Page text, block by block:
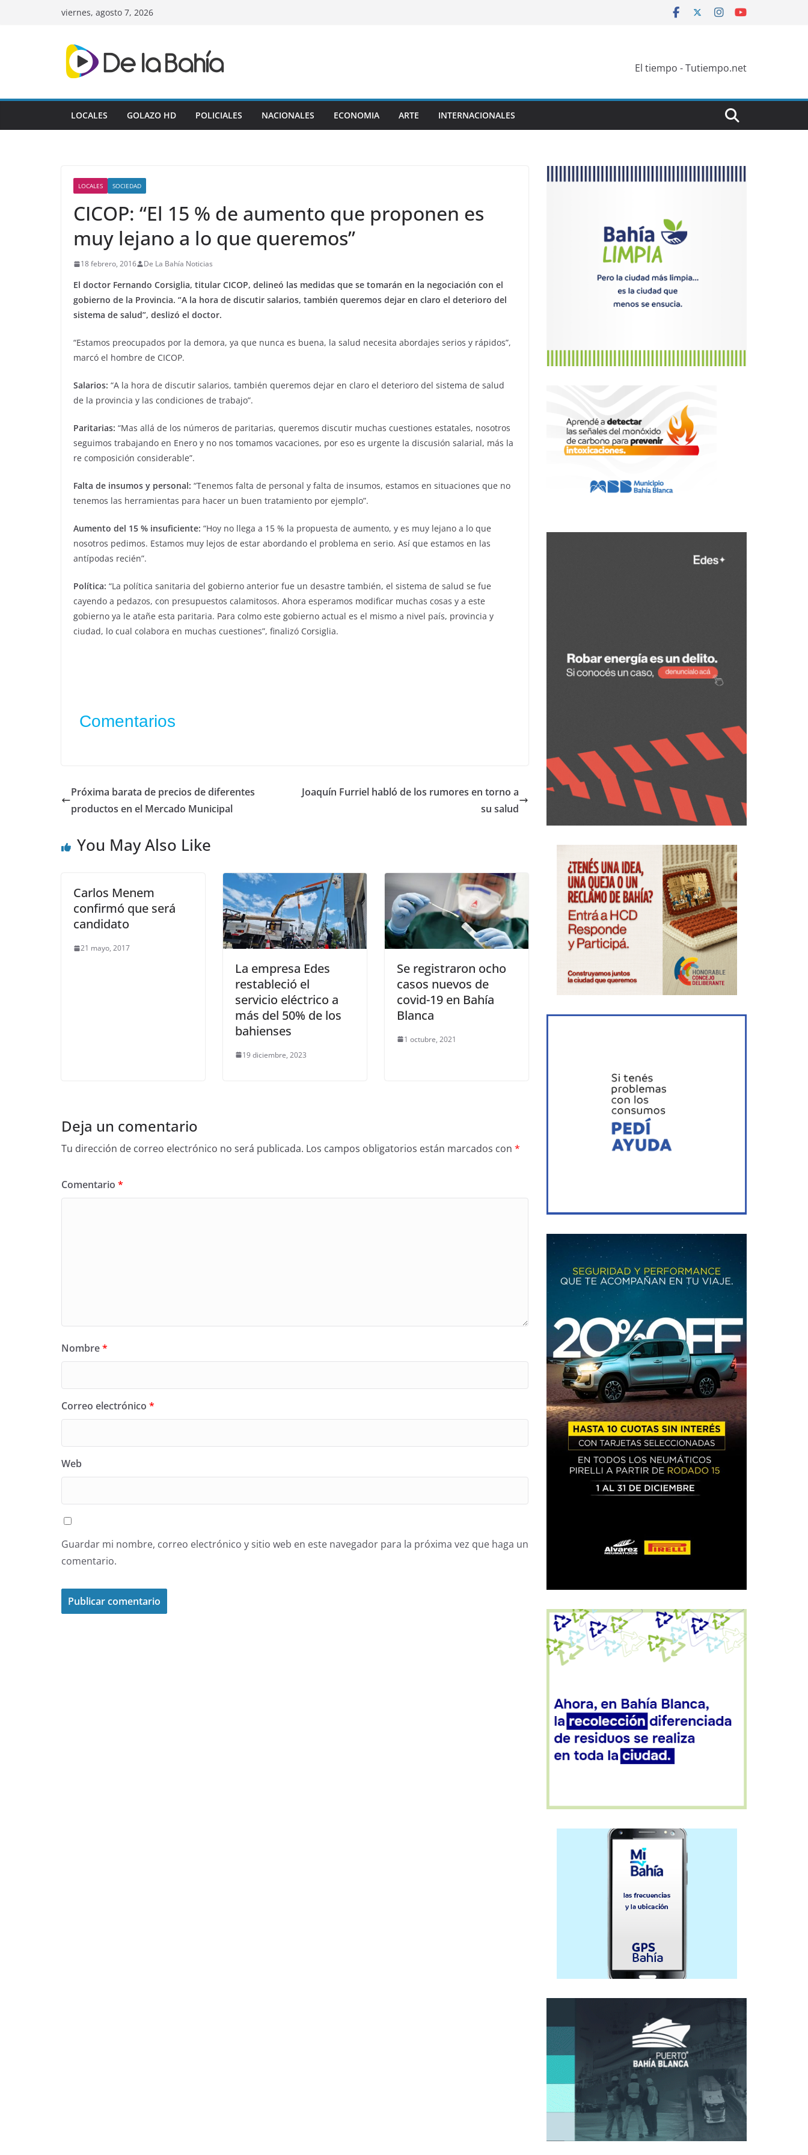
viernes, agosto 7, 2026
El tiempo - Tutiempo.net
LOCALES GOLAZO HD POLICIALES NACIONALES ECONOMIA ARTE INTERNACIONALES
LOCALES SOCIEDAD
CICOP: “El 15 % de aumento que proponen es
muy lejano a lo que queremos”
18 febrero, 2016 De La Bahía Noticias
El doctor Fernando Corsiglia, titular CICOP, delineó las medidas que se tomarán en la negociación con el
gobierno de la Provincia. “A la hora de discutir salarios, también queremos dejar en claro el deterioro del
sistema de salud”, deslizó el doctor.
“Estamos preocupados por la demora, ya que nunca es buena, la salud necesita abordajes serios y rápidos”,
marcó el hombre de CICOP.
Salarios: “A la hora de discutir salarios, también queremos dejar en claro el deterioro del sistema de salud
de la provincia y las condiciones de trabajo”.
Paritarias: “Mas allá de los números de paritarias, queremos discutir muchas cuestiones estatales, nosotros
seguimos trabajando en Enero y no nos tomamos vacaciones, por eso es urgente la discusión salarial, más la
re composición considerable”.
Falta de insumos y personal: “Tenemos falta de personal y falta de insumos, estamos en situaciones que no
tenemos las herramientas para hacer un buen tratamiento por ejemplo”.
Aumento del 15 % insuficiente: “Hoy no llega a 15 % la propuesta de aumento, y es muy lejano a lo que
nosotros pedimos. Estamos muy lejos de estar abordando el problema en serio. Así que estamos en las
antípodas recién”.
Política: “La política sanitaria del gobierno anterior fue un desastre también, el sistema de salud se fue
cayendo a pedazos, con presupuestos calamitosos. Ahora esperamos modificar muchas cosas y a este
gobierno ya le atañe esta paritaria. Para colmo este gobierno actual es el mismo a nivel país, provincia y
ciudad, lo cual colabora en muchas cuestiones”, finalizó Corsiglia.
Comentarios
Próxima barata de precios de diferentes
productos en el Mercado Municipal
Joaquín Furriel habló de los rumores en torno a
su salud
You May Also Like
Carlos Menem
confirmó que será
candidato
21 mayo, 2017
La empresa Edes
restableció el
servicio eléctrico a
más del 50% de los
bahienses
19 diciembre, 2023
Se registraron ocho
casos nuevos de
covid-19 en Bahía
Blanca
1 octubre, 2021
Deja un comentario
Tu dirección de correo electrónico no será publicada. Los campos obligatorios están marcados con *
Comentario *
Nombre*
Correo electrónico *
Web
Guardar mi nombre, correo electrónico y sitio web en este navegador para la próxima vez que haga un
comentario.